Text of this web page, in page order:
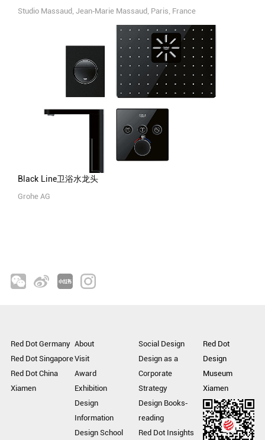
Studio Massaud, Jean-Marie Massaud, Paris, France
Black Line卫浴水龙头
Grohe AG
Red Dot Germany
Red Dot Singapore
Red Dot China
Xiamen
About
Visit
Award
Exhibition
Design
Information
Design School
Social Design
Design as a
Corporate
Strategy
Design Books-
reading
Red Dot Insights
Red Dot
Design
Museum
Xiamen